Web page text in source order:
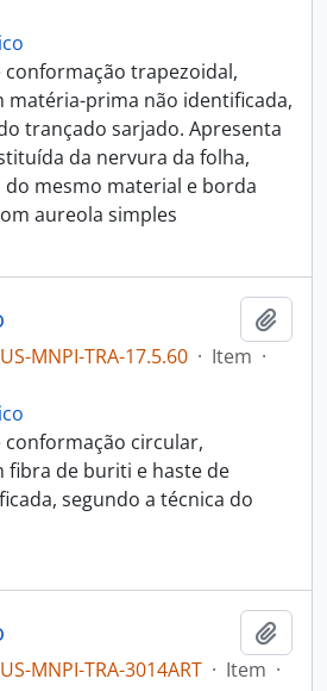
trapezoidal,
matéria-prima não identificada,
trançado sarjado. Apresenta
da nervura da folha,
mesmo material e borda
aureola simples
MNPI-TRA-17.5.60 · Item ·
circular,
fibra de buriti e haste de
segundo a técnica do
MNPI-TRA-3014ART · Item ·